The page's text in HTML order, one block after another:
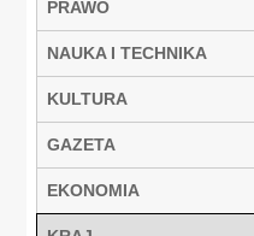
PRAWO
NAUKA I TECHNIKA
KULTURA
GAZETA
EKONOMIA